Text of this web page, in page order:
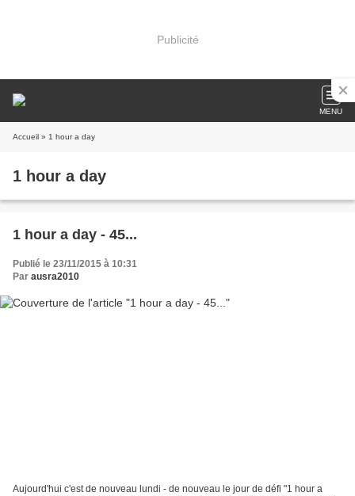
Publicité
MENU
Accueil » 1 hour a day
1 hour a day
1 hour a day - 45...
Publié le 23/11/2015 à 10:31
Par ausra2010
Aujourd'hui c'est de nouveau lundi - de nouveau le jour de défi "1 hour a